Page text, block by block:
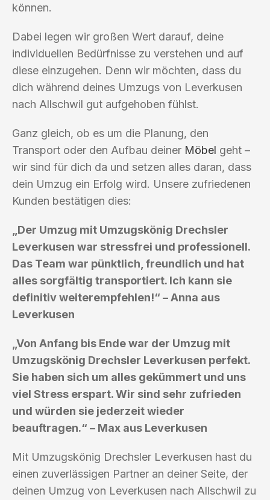
können.
Dabei legen wir großen Wert darauf, deine
individuellen Bedürfnisse zu verstehen und auf
diese einzugehen. Denn wir möchten, dass du
dich während deines Umzugs von Leverkusen
nach Allschwil gut aufgehoben fühlst.
Ganz gleich, ob es um die Planung, den
Transport oder den Aufbau deiner Möbel geht –
wir sind für dich da und setzen alles daran, dass
dein Umzug ein Erfolg wird. Unsere zufriedenen
Kunden bestätigen dies:
„Der Umzug mit Umzugskönig Drechsler
Leverkusen war stressfrei und professionell.
Das Team war pünktlich, freundlich und hat
alles sorgfältig transportiert. Ich kann sie
definitiv weiterempfehlen!“ – Anna aus
Leverkusen
„Von Anfang bis Ende war der Umzug mit
Umzugskönig Drechsler Leverkusen perfekt.
Sie haben sich um alles gekümmert und uns
viel Stress erspart. Wir sind sehr zufrieden
und würden sie jederzeit wieder
beauftragen.“ – Max aus Leverkusen
Mit Umzugskönig Drechsler Leverkusen hast du
einen zuverlässigen Partner an deiner Seite, der
deinen Umzug von Leverkusen nach Allschwil zu